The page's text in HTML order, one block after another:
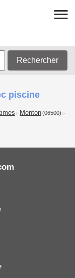
Rechercher
piscine
> Menton(06500) >